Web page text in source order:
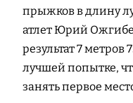
прыжков в длину
атлет Юрий
результат 7 метров
лучшей попытке,
занять первое